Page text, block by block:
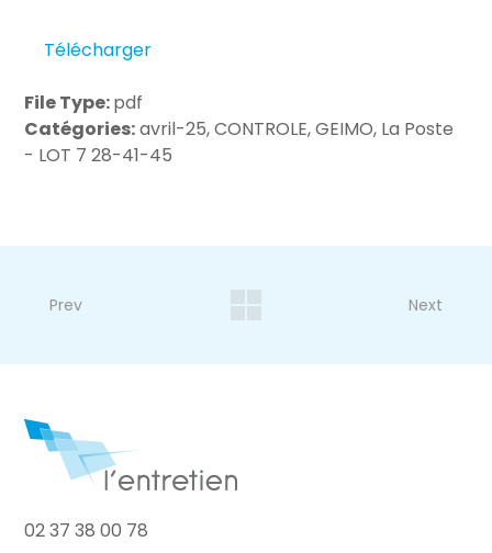
Télécharger
File Type:pdf
Catégories:avril-25, CONTROLE, GEIMO, La Poste
- LOT 7 28-41-45
Prev Next
02 37 38 00 78